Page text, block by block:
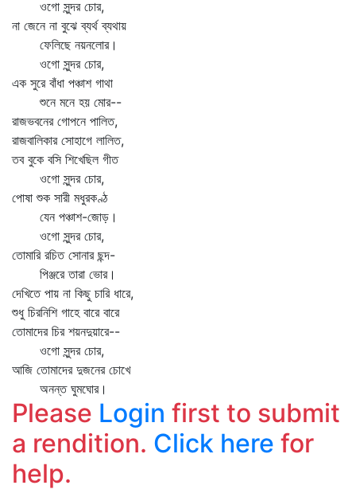
ওগো সুন্দর চোর,
না জেনে না বুঝে ব্যর্থ ব্যথায়
ফেলিছে নয়নলোর।
ওগো সুন্দর চোর,
এক সুরে বাঁধা পঞ্চাশ গাথা
শুনে মনে হয় মোর--
রাজভবনের গোপনে পালিত,
রাজবালিকার সোহাগে লালিত,
তব বুকে বসি শিখেছিল গীত
ওগো সুন্দর চোর,
পোষা শুক সারী মধুরকণ্ঠ
যেন পঞ্চাশ-জোড়।
ওগো সুন্দর চোর,
তোমারি রচিত সোনার ছন্দ-
পিঞ্জরে তারা ভোর।
দেখিতে পায় না কিছু চারি ধারে,
শুধু চিরনিশি গাহে বারে বারে
তোমাদের চির শয়নদুয়ারে--
ওগো সুন্দর চোর,
আজি তোমাদের দুজনের চোখে
অনন্ত ঘুমঘোর।
Please Login first to submit
a rendition. Click here for
help.